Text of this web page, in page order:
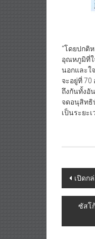
“โดยปกติ
อุณหภูมิที่ใ
นอกและใ
จะอยู่ที่
ถึงกันทั้งอั
จดอนุสิทธิ
เป็นระยะ
Post
เปิดก
ซัสโ